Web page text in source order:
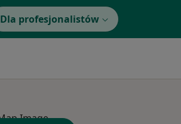
Dla profesjonalistów